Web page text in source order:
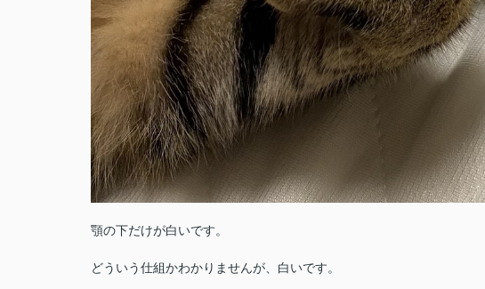
顎の下だけが白いです。
どういう仕組かわかりませんが、白いです。